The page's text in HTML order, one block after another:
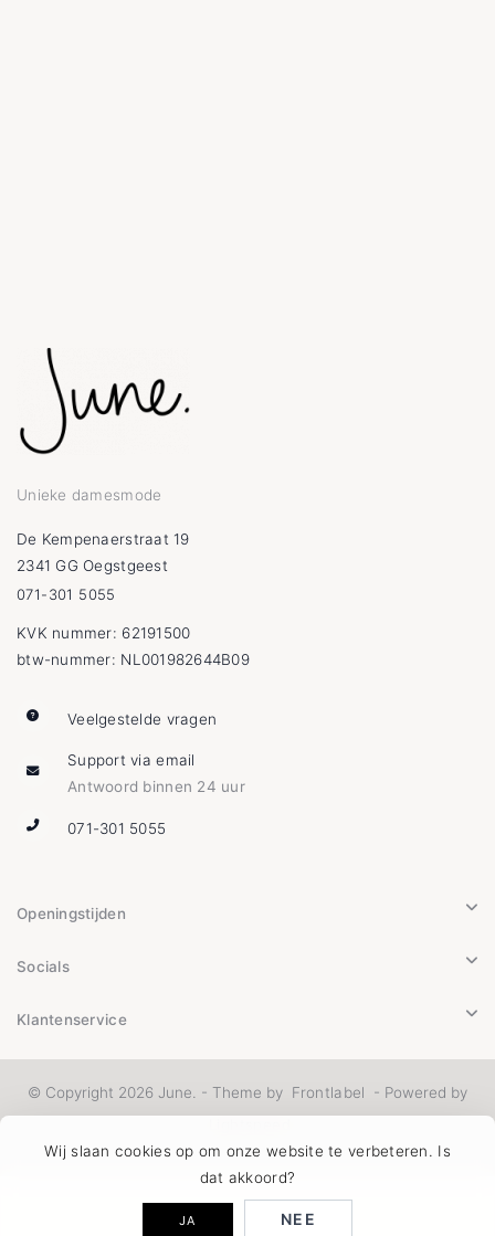
Wij slaan cookies op om onze website te verbeteren. Is
dat akkoord?
JA NEE
Unieke damesmode
De Kempenaerstraat 19
2341 GG Oegstgeest
071-301 5055
KVK nummer: 62191500
btw-nummer: NL001982644B09
Veelgestelde vragen
Support via email
Antwoord binnen 24 uur
071-301 5055
Openingstijden
Socials
Klantenservice
© Copyright 2026 June. - Theme by Frontlabel
- Powered by